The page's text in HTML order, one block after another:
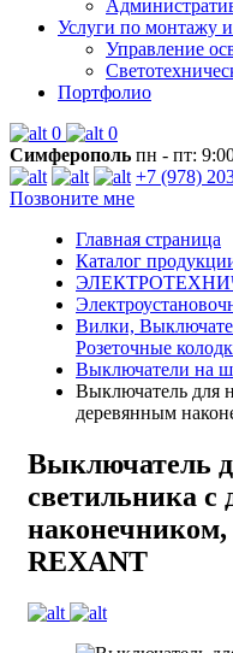
Услуги по монтажу
Управление
Портфолио
0
0
Симферополь пн - пт:
+7 (978)
Позвоните мне
Главная страница
Каталог
Вилки,
Розеточные
Выключатели на
Выключатель для
деревянным
Выключатель
светильника c
наконечником,
REXANT